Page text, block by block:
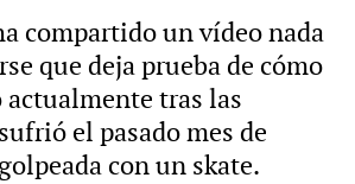
compartido un vídeo nada
que deja prueba de cómo
actualmente tras las
el pasado mes de
con un skate.